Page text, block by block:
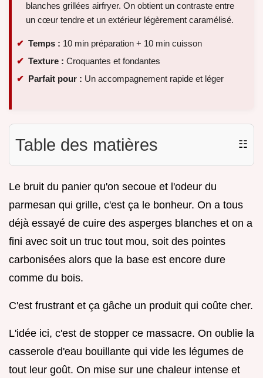
blanches grillées airfryer. On obtient un contraste entre
un cœur tendre et un extérieur légèrement caramélisé.
Temps : 10 min préparation + 10 min cuisson
Texture : Croquantes et fondantes
Parfait pour : Un accompagnement rapide et léger
Table des matières ☷
Le bruit du panier qu'on secoue et l'odeur du
parmesan qui grille, c'est ça le bonheur. On a tous
déjà essayé de cuire des asperges blanches et on a
fini avec soit un truc tout mou, soit des pointes
carbonisées alors que la base est encore dure
comme du bois.
C'est frustrant et ça gâche un produit qui coûte cher.
L'idée ici, c'est de stopper ce massacre. On oublie la
casserole d'eau bouillante qui vide les légumes de
tout leur goût. On mise sur une chaleur intense et